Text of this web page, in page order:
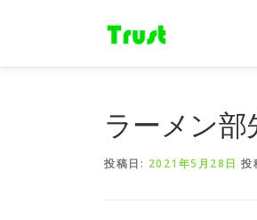
ン
ラーメン
投稿日: 2021年5月28日 投